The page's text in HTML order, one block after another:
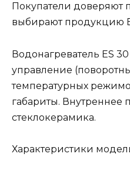
Покупатели доверяют
выбирают продукцию
Водонагреватель ES
управление
температурных
габариты. Внутреннее
стеклокерамика.
Характеристики